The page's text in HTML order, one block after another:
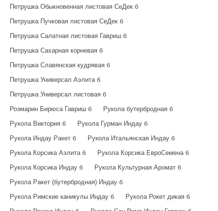
Петрушка Обыкновенная листовая СеДек б
Петрушка Пучковая листовая СеДек б
Петрушка Салатная листовая Гавриш б
Петрушка Сахарная корневая б
Петрушка Славянская кудрявая б
Петрушка Универсал Аэлита б
Петрушка Универсал листовая б
Розмарин Бирюса Гавриш б
Рукола бутербродная б
Рукола Виктория б
Рукола Гурман Индау б
Рукола Индау Ракет б
Рукола Итальянская Индау б
Рукола Корсика Аэлита б
Рукола Корсика ЕвроСемена б
Рукола Корсика Индау б
Рукола Культурная Аромат б
Рукола Ракет (бутербродная) Индау б
Рукола Римские каникулы Индау б
Рукола Рокет дикая б